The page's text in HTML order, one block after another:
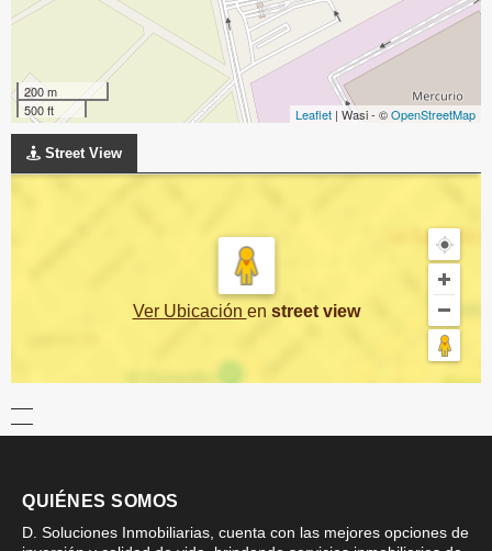
200 m
500 ft
Leaflet | Wasi - ©OpenStreetMap
Street View
Ver Ubicación en street view
QUIÉNES SOMOS
D. Soluciones Inmobiliarias, cuenta con las mejores opciones de